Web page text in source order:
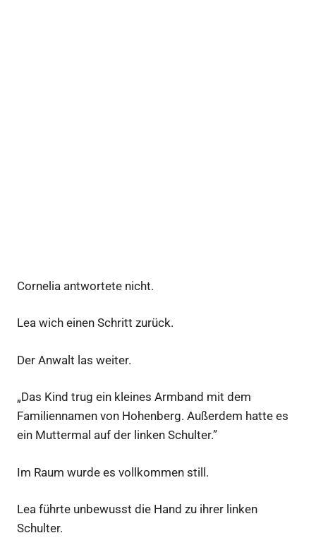
Cornelia antwortete nicht.
Lea wich einen Schritt zurück.
Der Anwalt las weiter.
„Das Kind trug ein kleines Armband mit dem
Familiennamen von Hohenberg. Außerdem hatte es
ein Muttermal auf der linken Schulter.”
Im Raum wurde es vollkommen still.
Lea führte unbewusst die Hand zu ihrer linken
Schulter.